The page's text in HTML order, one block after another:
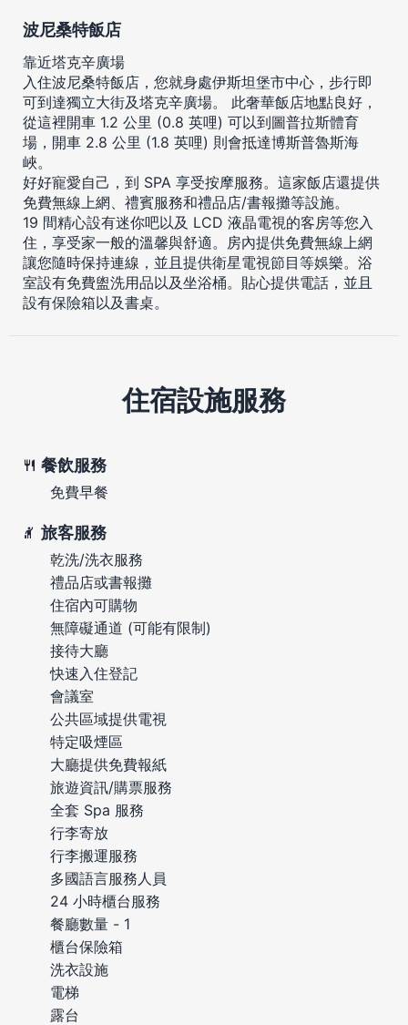
波尼桑特飯店
靠近塔克辛廣場
入住波尼桑特飯店，您就身處伊斯坦堡市中心，步行即
可到達獨立大街及塔克辛廣場。 此奢華飯店地點良好，
從這裡開車 1.2 公里 (0.8 英哩) 可以到圖普拉斯體育
場，開車 2.8 公里 (1.8 英哩) 則會抵達博斯普魯斯海
峽。
好好寵愛自己，到 SPA 享受按摩服務。這家飯店還提供
免費無線上網、禮賓服務和禮品店/書報攤等設施。
19 間精心設有迷你吧以及 LCD 液晶電視的客房等您入
住，享受家一般的溫馨與舒適。房內提供免費無線上網
讓您隨時保持連線，並且提供衛星電視節目等娛樂。浴
室設有免費盥洗用品以及坐浴桶。貼心提供電話，並且
設有保險箱以及書桌。
住宿設施服務
餐飲服務
免費早餐
旅客服務
乾洗/洗衣服務
禮品店或書報攤
住宿內可購物
無障礙通道 (可能有限制)
接待大廳
快速入住登記
會議室
公共區域提供電視
特定吸煙區
大廳提供免費報紙
旅遊資訊/購票服務
全套 Spa 服務
行李寄放
行李搬運服務
多國語言服務人員
24 小時櫃台服務
餐廳數量 - 1
櫃台保險箱
洗衣設施
電梯
露台